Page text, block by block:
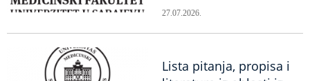
27.07.2026.
Lista pitanja, propisa i